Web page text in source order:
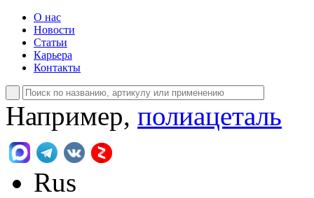
О нас
Новости
Статьи
Карьера
Контакты
Например, полиацеталь
Rus